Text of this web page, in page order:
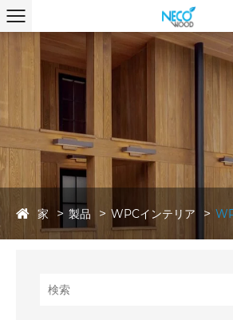
家 製品 WPCインテリア